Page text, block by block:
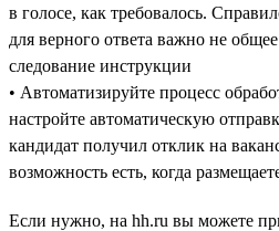
в голосе, как требовалось.
для верного ответа важно не
следование инструкции
• Автоматизируйте процесс
настройте автоматическую
кандидат получил отклик на
возможность есть, когда
Если нужно, на hh.ru вы можете